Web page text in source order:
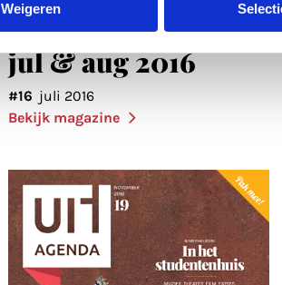
Weigeren
Uitagenda Utrecht
jul & aug 2016
#16 juli 2016
Bekijk magazine